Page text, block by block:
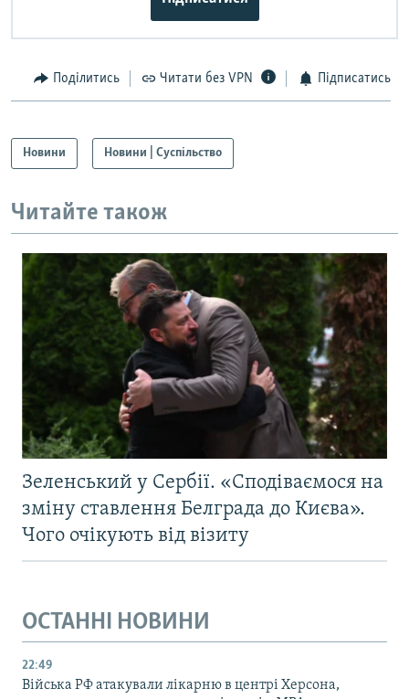
Поділитись Читати без VPN Підписатись
Новини Новини | Суспільство
Читайте також
Зеленський у Сербії. «Сподіваємося на
зміну ставлення Белграда до Києва».
Чого очікують від візиту
ОСТАННІ НОВИНИ
22:49
Війська РФ атакували лікарню в центрі Херсона,